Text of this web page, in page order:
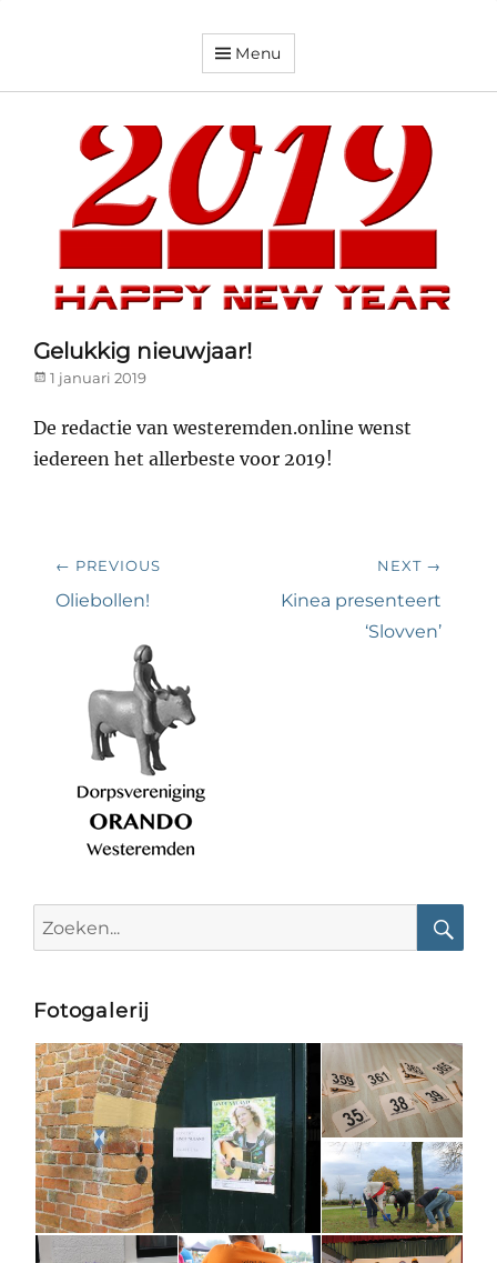
DorpsverenigingMenu
Gelukkig nieuwjaar!
Posted
1 januari 2019
De redactie van westeremden.online wenst
iedereen het allerbeste voor 2019!
Bericht
navigatie
← PREVIOUS
Previous
Oliebollen!
NEXT →
Next
Kinea presenteert
‘Slovven’
for:
Fotogalerij